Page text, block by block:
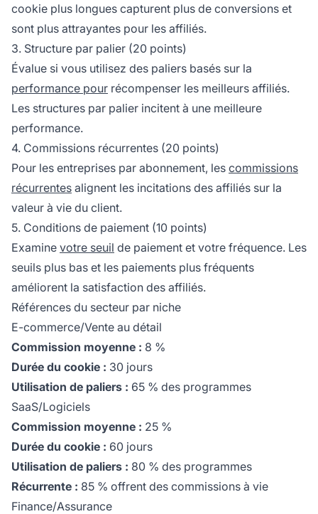
cookie plus longues capturent plus de conversions et
sont plus attrayantes pour les affiliés.
3. Structure par palier (20 points)
Évalue si vous utilisez des paliers basés sur la
performance pour récompenser les meilleurs affiliés.
Les structures par palier incitent à une meilleure
performance.
4. Commissions récurrentes (20 points)
Pour les entreprises par abonnement, les commissions
récurrentes alignent les incitations des affiliés sur la
valeur à vie du client.
5. Conditions de paiement (10 points)
Examine votre seuil de paiement et votre fréquence. Les
seuils plus bas et les paiements plus fréquents
améliorent la satisfaction des affiliés.
Références du secteur par niche
E-commerce/Vente au détail
Commission moyenne : 8 %
Durée du cookie : 30 jours
Utilisation de paliers : 65 % des programmes
SaaS/Logiciels
Commission moyenne : 25 %
Durée du cookie : 60 jours
Utilisation de paliers : 80 % des programmes
Récurrente : 85 % offrent des commissions à vie
Finance/Assurance